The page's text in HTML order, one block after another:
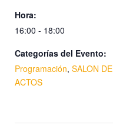
Hora:
16:00 - 18:00
Categorías del Evento:
Programación, SALON DE
ACTOS